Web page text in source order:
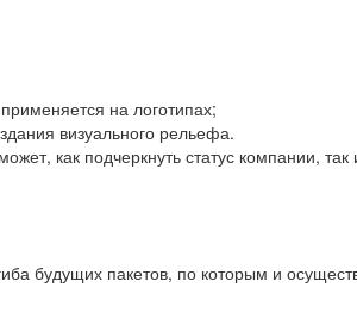
на логотипах;
визуального рельефа.
как подчеркнуть статус компании, так
будущих пакетов, по которым и